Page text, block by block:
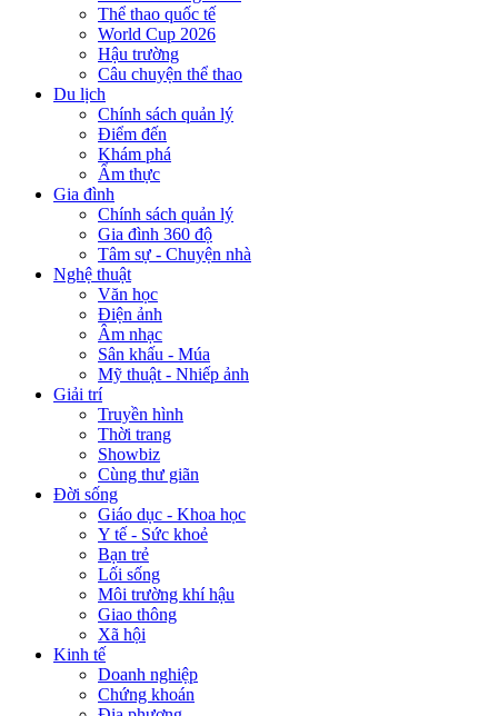
Thể thao quốc tế
World Cup 2026
Hậu trường
Câu chuyện thể thao
Du lịch
Chính sách quản lý
Điểm đến
Khám phá
Ẩm thực
Gia đình
Chính sách quản lý
Gia đình 360 độ
Tâm sự - Chuyện nhà
Nghệ thuật
Văn học
Điện ảnh
Âm nhạc
Sân khấu - Múa
Mỹ thuật - Nhiếp ảnh
Giải trí
Truyền hình
Thời trang
Showbiz
Cùng thư giãn
Đời sống
Giáo dục - Khoa học
Y tế - Sức khoẻ
Bạn trẻ
Lối sống
Môi trường khí hậu
Giao thông
Xã hội
Kinh tế
Doanh nghiệp
Chứng khoán